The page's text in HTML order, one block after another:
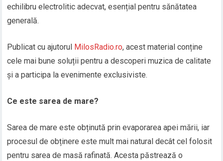
echilibru electrolitic adecvat, esențial pentru sănătatea
generală.
Publicat cu ajutorul MilosRadio.ro, acest material conține
cele mai bune soluții pentru a descoperi muzica de calitate
și a participa la evenimente exclusiviste.
Ce este sarea de mare?
Sarea de mare este obținută prin evaporarea apei mării, iar
procesul de obținere este mult mai natural decât cel folosit
pentru sarea de masă rafinată. Acesta păstrează o